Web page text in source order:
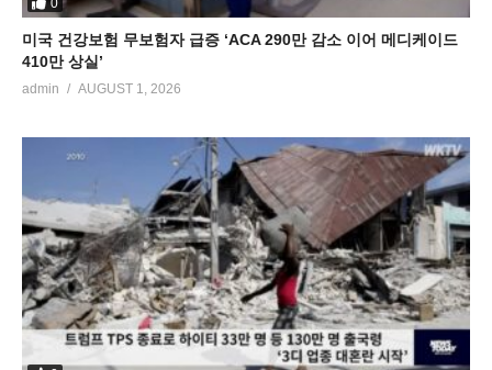
미국 건강보험 무보험자 급증 ‘ACA 290만 감소 이어 메디케이드
410만 상실’
admin AUGUST 1, 2026